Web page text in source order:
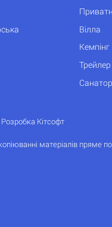
Вілла
Кемпінг
Трейлер
Розробка Кітсофт
матеріалів пряме